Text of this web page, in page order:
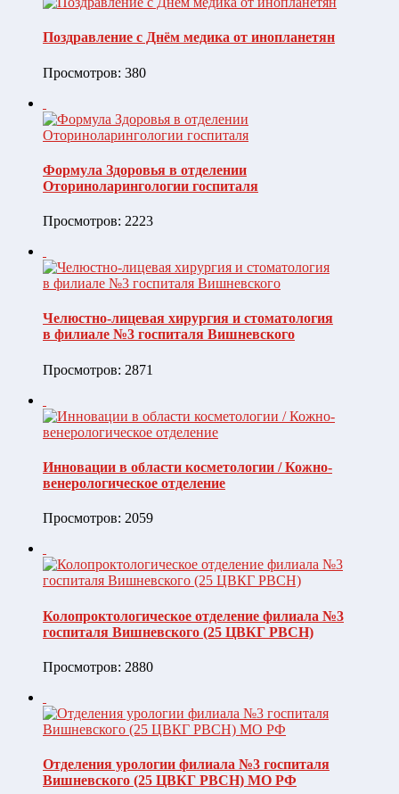
Поздравление с Днём медика от инопланетян
Просмотров: 380
Формула Здоровья в отделении
Оториноларингологии госпиталя
Просмотров: 2223
Челюстно-лицевая хирургия и стоматология
в филиале №3 госпиталя Вишневского
Просмотров: 2871
Инновации в области косметологии / Кожно-
венерологическое отделение
Просмотров: 2059
Колопроктологическое отделение филиала №3
госпиталя Вишневского (25 ЦВКГ РВСН)
Просмотров: 2880
Отделения урологии филиала №3 госпиталя
Вишневского (25 ЦВКГ РВСН) МО РФ